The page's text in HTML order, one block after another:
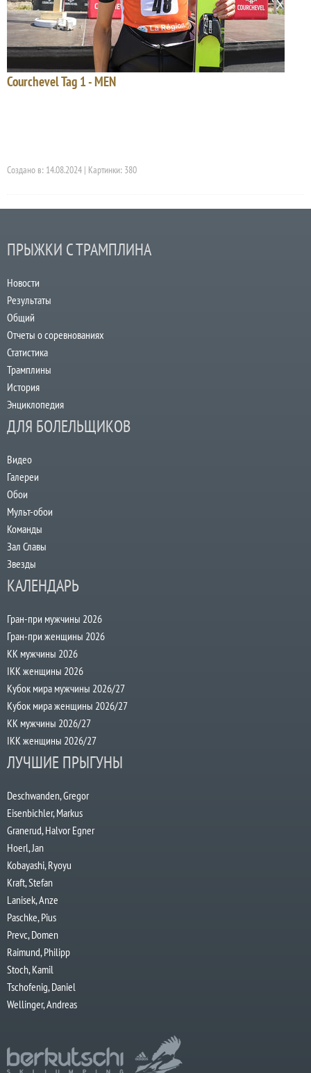
Courchevel Tag 1 - MEN
Создано в: 14.08.2024 | Картинки: 380
ПРЫЖКИ С ТРАМПЛИНА
Новости
Результаты
Общий
Отчеты о соревнованиях
Статистика
Трамплины
История
Энциклопедия
ДЛЯ БОЛЕЛЬЩИКОВ
Видео
Галереи
Обои
Мульт-обои
Команды
Зал Славы
Звезды
КАЛЕНДАРЬ
Гран-при мужчины 2026
Гран-при женщины 2026
КК мужчины 2026
IKK женщины 2026
Кубок мира мужчины 2026/27
Кубок мира женщины 2026/27
КК мужчины 2026/27
IKK женщины 2026/27
ЛУЧШИЕ ПРЫГУНЫ
Deschwanden, Gregor
Eisenbichler, Markus
Granerud, Halvor Egner
Hoerl, Jan
Kobayashi, Ryoyu
Kraft, Stefan
Lanisek, Anze
Paschke, Pius
Prevc, Domen
Raimund, Philipp
Stoch, Kamil
Tschofenig, Daniel
Wellinger, Andreas